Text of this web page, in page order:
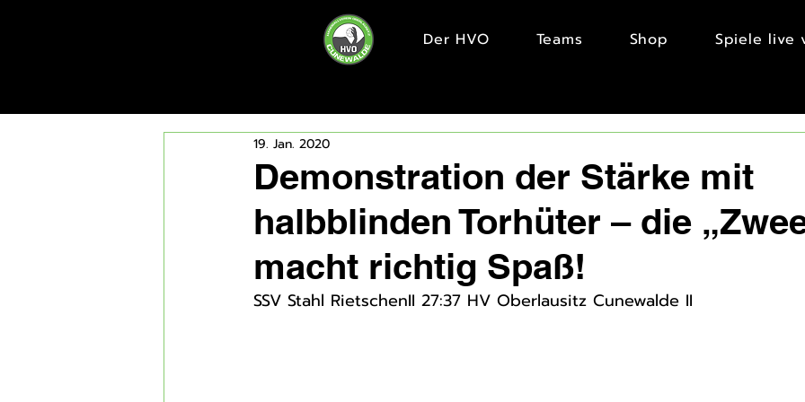
Der HVO Teams Shop Spiele live
Demonstration der Stärke mit
halbblinden Torhüter – die
macht richtig Spaß!
19. Jan. 2020
SSV Stahl RietschenII 27:37 HV Oberlausitz Cunewalde II